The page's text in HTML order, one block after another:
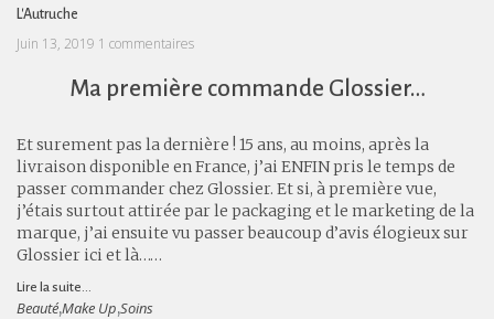
L'Autruche
Juin 13, 2019 1 commentaires
Ma première commande Glossier…
Et surement pas la dernière ! 15 ans, au moins, après la
livraison disponible en France, j’ai ENFIN pris le temps de
passer commander chez Glossier. Et si, à première vue,
j’étais surtout attirée par le packaging et le marketing de la
marque, j’ai ensuite vu passer beaucoup d’avis élogieux sur
Glossier ici et là……
Lire la suite...
Beauté,Make Up,Soins